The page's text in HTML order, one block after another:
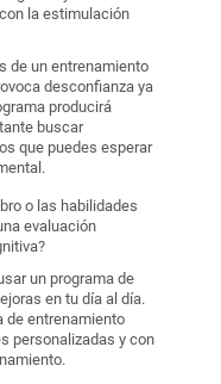
la estimulación
de un entrenamiento
desconfianza ya
producirá
buscar
que puedes esperar
o las habilidades
evaluación
un programa de
en tu día al día.
de entrenamiento
personalizadas y con